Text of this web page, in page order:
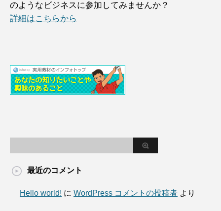
のようなビジネスに参加してみませんか？
詳細はこちらから
最近のコメント
Hello world! に WordPress コメントの投稿者 より